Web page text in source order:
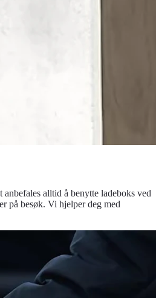
alltid å benytte ladeboks ved
på besøk. Vi hjelper deg med